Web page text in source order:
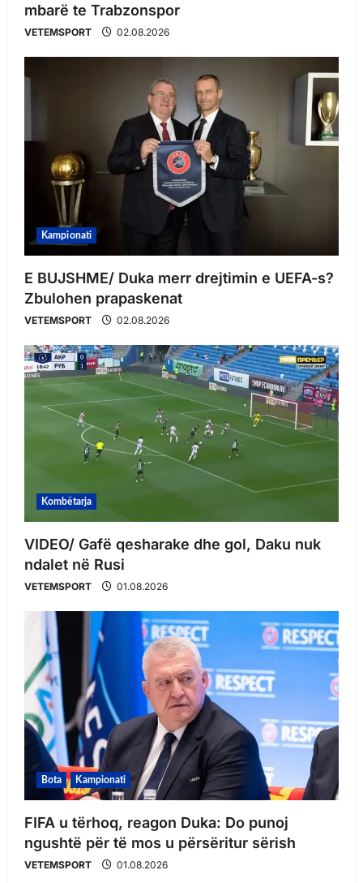
mbarë te Trabzonspor
VETEMSPORT 02.08.2026
Kampionati
E BUJSHME/ Duka merr drejtimin e UEFA-s?
Zbulohen prapaskenat
VETEMSPORT 02.08.2026
Kombëtarja
VIDEO/ Gafë qesharake dhe gol, Daku nuk
ndalet në Rusi
VETEMSPORT 01.08.2026
Bota Kampionati
FIFA u tërhoq, reagon Duka: Do punoj
ngushtë për të mos u përsëritur sërish
VETEMSPORT 01.08.2026